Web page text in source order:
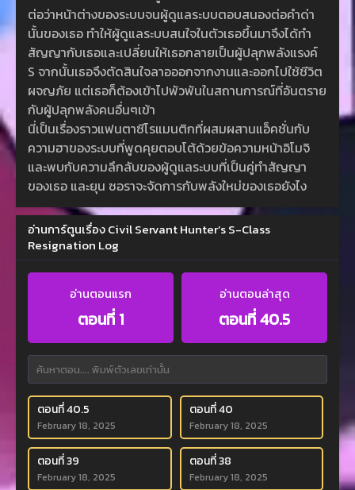
ต่อว่าหน้าต่างของระบบจนผู้ดูแลระบบตอบสนองต่อคำด่า
นั้นของเธอ ทำให้ผู้ดูแลระบบสนใจในตัวเธอขึ้นมาจึงได้ทำ
สัญญากับเธอและเปลี่ยนให้เธอกลายเป็นผู้ปลุกพลังแรงค์
S จากนั้นเธอจึงตัดสินใจลาอออกจากงานและออกไปใช้ชีวิต
ผจญภัย แต่เธอก็ต้องเข้าไปพัวพันในสถานการณ์ที่อันตราย
กับผู้ปลุกพลังคนอื่นๆเข้า
นี่เป็นเรื่องราวแฟนตาซีโรแมนติกที่ผสมผสานแอ็คชั่นกับ
ความฮาของระบบที่พูดคุยตอบโต้ด้วยข้อความหน้าอิโมจิ
และพบกับความลึกลับของผู้ดูแลระบบที่เป็นคู่ทำสัญญา
ของเธอ และยุน ซอราจะจัดการกับพลังใหม่ของเธอยังไง
อ่านการ์ตูนเรื่อง Civil Servant Hunter’s S-Class
Resignation Log
อ่านตอนแรก
ตอนที่ 1
อ่านตอนล่าสุด
ตอนที่ 40.5
ตอนที่ 40.5
February 18, 2025
ตอนที่ 40
February 18, 2025
ตอนที่ 39
February 18, 2025
ตอนที่ 38
February 18, 2025